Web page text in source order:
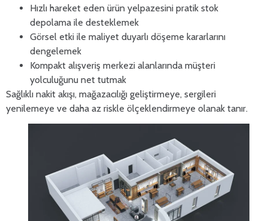
Hızlı hareket eden ürün yelpazesini pratik stok
depolama ile desteklemek
Görsel etki ile maliyet duyarlı döşeme kararlarını
dengelemek
Kompakt alışveriş merkezi alanlarında müşteri
yolculuğunu net tutmak
Sağlıklı nakit akışı, mağazacılığı geliştirmeye, sergileri
yenilemeye ve daha az riskle ölçeklendirmeye olanak tanır.